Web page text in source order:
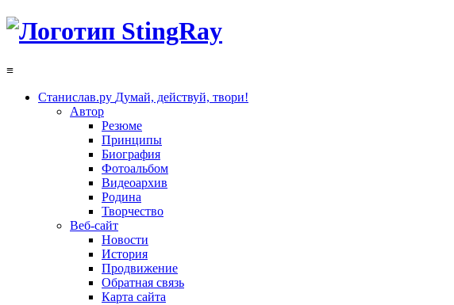
≡
Станислав.ру Думай, действуй, твори!
Автор
Резюме
Принципы
Биография
Фотоальбом
Видеоархив
Родина
Творчество
Веб-сайт
Новости
История
Продвижение
Обратная связь
Карта сайта